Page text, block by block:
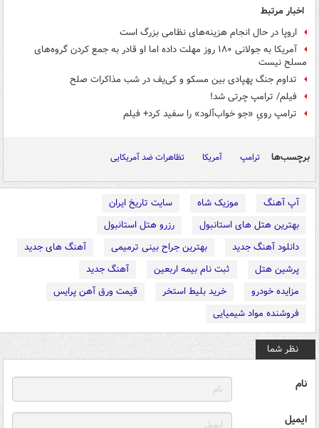
اخبار مرتبط
​اروپا در حال انجام هزینه‌های نظامی بزرگ است
آمریکا به جولانی ۱۸۰ روز مهلت داده اما او قادر به جمع کردن گروه‌های
مسلح نیست
تداوم جنگ پهپادی بین مسکو و کی‌یف در شب مذاکرات صلح
فیلم/ ترامپ چرتی شد!
ترامپ رویِ «جو خواب‌آلود» را سفید کرد+ فیلم
برچسب‌ها ترامپ آمریکا تظاهرات ضد آمریکایی
آپ آهنگ موزیک شاه
سایت تاریخ ایران
بهترین هتل های استانبول
رزرو هتل استانبول
دانلود آهنگ جدید
بهترین جراح بینی ترمیمی
آهنگ های جدید
پرشین هتل
ثبت نام بیمه اربعین
آهنگ جدید
مزایده خودرو
خرید بلیط استخر
قیمت ورق آهن پرایس
فروشنده مواد شیمیایی
نظر شما
نام
ایمیل